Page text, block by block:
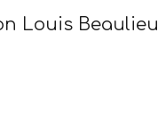
Louis Beaulieu